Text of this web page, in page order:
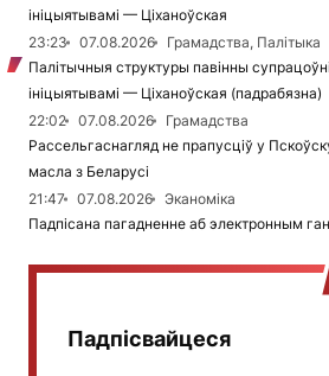
ініцыятывамі — Ціханоўская
23:23
07.08.2026
Грамадства, Палітыка
Палітычныя структуры павінны
ініцыятывамі — Ціханоўская (падрабязна)
22:02
07.08.2026
Грамадства
Рассельгаснагляд не прапусціў у
масла з Беларусі
21:47
07.08.2026
Эканоміка
Падпісана пагадненне аб электронным
Падпісвайцеся